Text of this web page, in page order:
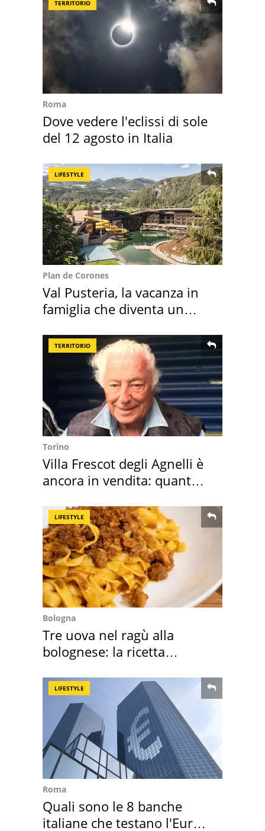
TERRITORIO
Roma
Dove vedere l'eclissi di sole
del 12 agosto in Italia
LIFESTYLE
Plan de Corones
Val Pusteria, la vacanza in
famiglia che diventa un
TERRITORIO
Torino
Villa Frescot degli Agnelli è
ancora in vendita: quanto
LIFESTYLE
Bologna
Tre uova nel ragù alla
bolognese: la ricetta
LIFESTYLE
Roma
Quali sono le 8 banche
italiane che testano l'Euro